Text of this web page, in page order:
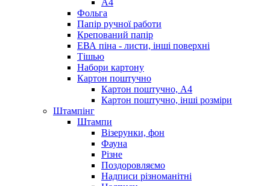
Фольга
Папір ручної работи
Крепований папір
ЕВА піна - листи, інші поверхні
Тішью
Набори картону
Картон поштучно
Картон поштучно, А4
Картон поштучно, інші розміри
Штампінг
Штампи
Візерунки, фон
Фауна
Різне
Поздоровляємо
Надписи різноманітні